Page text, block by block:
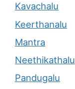
Kavachalu
Keerthanalu
Mantra
Neethikathalu
Pandugalu